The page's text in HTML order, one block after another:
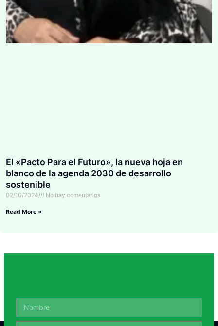
El «Pacto Para el Futuro», la nueva hoja en
blanco de la agenda 2030 de desarrollo
sostenible
02/10/2024 No hay comentarios
Read More »